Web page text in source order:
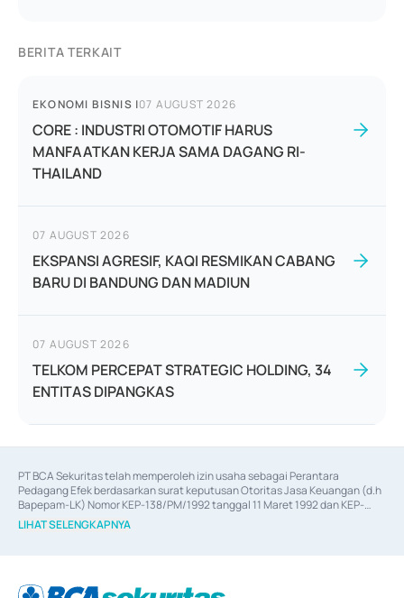
BERITA TERKAIT
EKONOMI BISNIS |07 AUGUST 2026
CORE : INDUSTRI OTOMOTIF HARUS
MANFAATKAN KERJA SAMA DAGANG RI-
THAILAND
07 AUGUST 2026
EKSPANSI AGRESIF, KAQI RESMIKAN CABANG
BARU DI BANDUNG DAN MADIUN
07 AUGUST 2026
TELKOM PERCEPAT STRATEGIC HOLDING, 34
ENTITAS DIPANGKAS
PT BCA Sekuritas telah memperoleh izin usaha sebagai Perantara
Pedagang Efek berdasarkan surat keputusan Otoritas Jasa Keuangan (d.h
Bapepam-LK) Nomor KEP-138/PM/1992 tanggal 11 Maret 1992 dan KEP-
06/D.04/2014 tanggal 28 Februari 2014, izin usaha sebagai Penjamin Emisi
Efek berdasarkan surat keputusan Otoritas Jasa Keuangan Nomor KEP-
berdasarkan surat keputusan Otoritas Jasa Keuangan Nomor S-
LIHAT SELENGKAPNYA